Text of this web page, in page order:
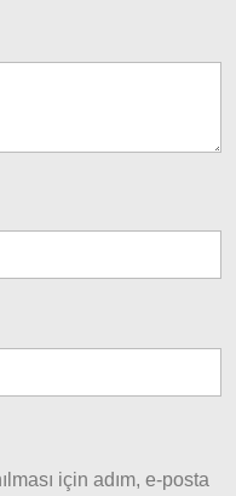
için adım, e-posta